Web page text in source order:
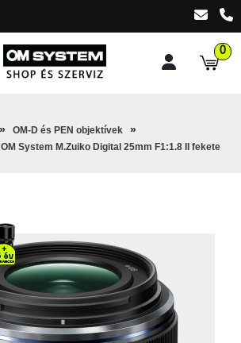
0
OM-D és PEN objektívek
OM System M.Zuiko Digital 25mm F1:1.8 II fekete